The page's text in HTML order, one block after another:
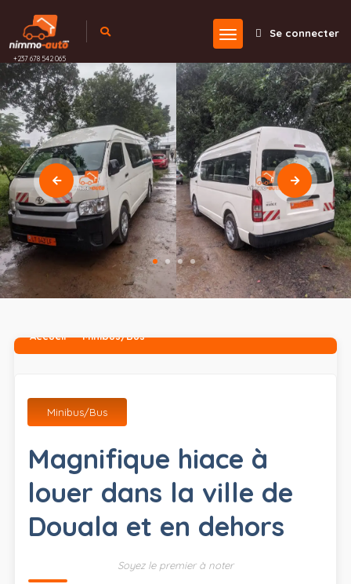
+237 678 542 065
Se connecter
Accueil Minibus/Bus
Minibus/Bus
Magnifique hiace à
louer dans la ville de
Douala et en dehors
Soyez le premier à noter